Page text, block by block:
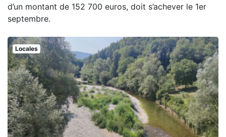
d’un montant de 152 700 euros, doit s’achever le 1er
septembre.
Locales